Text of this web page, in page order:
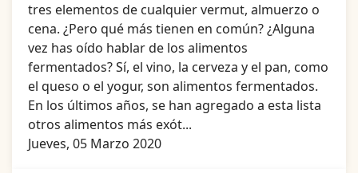
tres elementos de cualquier vermut, almuerzo o
cena. ¿Pero qué más tienen en común? ¿Alguna
vez has oído hablar de los alimentos
fermentados? Sí, el vino, la cerveza y el pan, como
el queso o el yogur, son alimentos fermentados.
En los últimos años, se han agregado a esta lista
otros alimentos más exót...
Jueves, 05 Marzo 2020